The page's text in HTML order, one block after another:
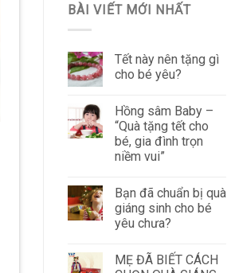
BÀI VIẾT MỚI NHẤT
Tết này nên tặng gì
cho bé yêu?
Hồng sâm Baby –
“Quà tặng tết cho
bé, gia đình trọn
niềm vui”
Bạn đã chuẩn bị quà
giáng sinh cho bé
yêu chưa?
MẸ ĐÃ BIẾT CÁCH